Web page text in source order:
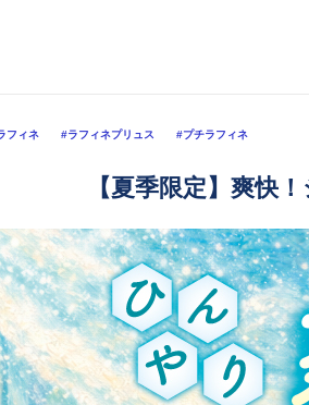
フィネ #ラフィネプリュス #プチラフィネ
【夏季限定】爽快